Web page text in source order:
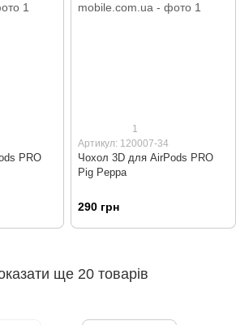
PRO
1
Артикул: 120007-34
Чохол 3D для AirPods PRO
Pig Peppa
290 грн
ще 20 товарів